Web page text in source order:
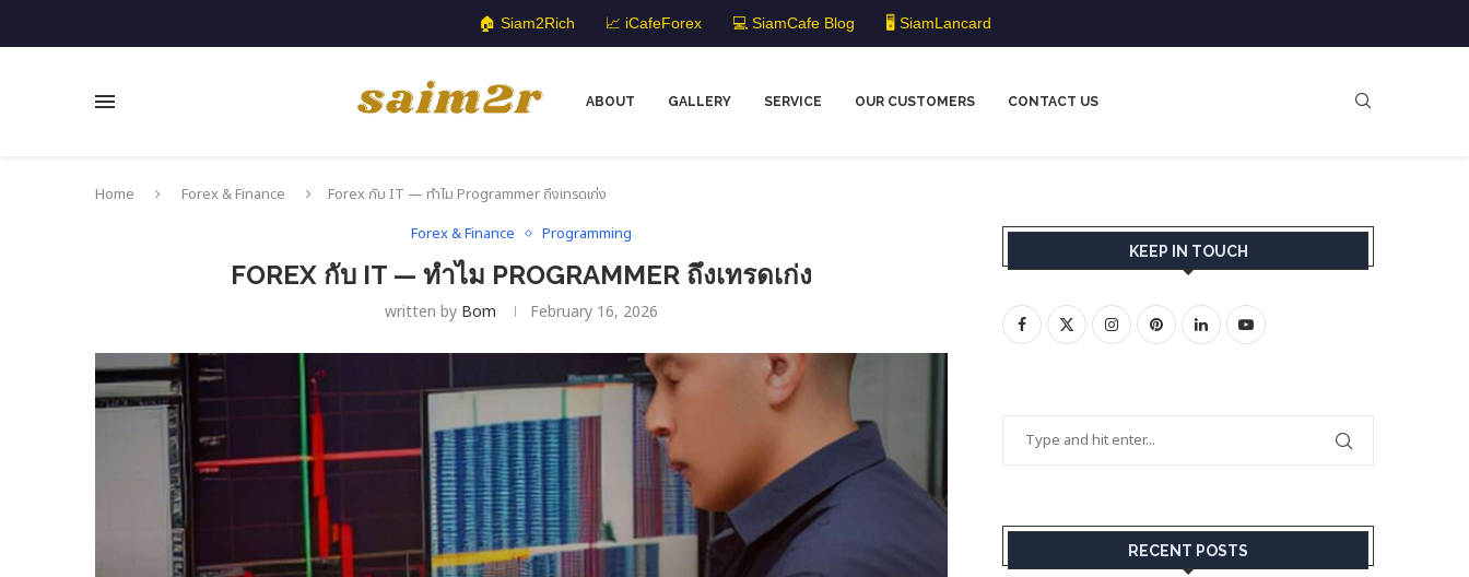
🏠 Siam2Rich 📈 iCafeForex 💻 SiamCafe Blog 🖥️ SiamLancard
ABOUT GALLERY SERVICE OUR CUSTOMERS CONTACT US
Home Forex & Finance
Forex กับ IT — ทำไม Programmer ถึงเทรดเก่ง
Forex & Finance
Programming
FOREX กับ IT — ทำไม PROGRAMMER ถึงเทรดเก่ง
written by Bom February 16, 2026
KEEP IN TOUCH
RECENT POSTS